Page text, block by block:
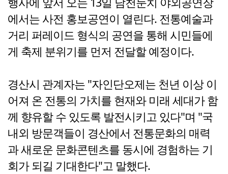
에서는 사전 홍보공연이 열린다. 전통예술과
거리 퍼레이드 형식의 공연을 통해 시민들에
게 축제 분위기를 먼저 전달할 예정이다.
경산시 관계자는 "자인단오제는 천년 이상 이
어져 온 전통의 가치를 현재와 미래 세대가 함
께 향유할 수 있도록 발전시키고 있다"며 "국
내외 방문객들이 경산에서 전통문화의 매력
과 새로운 문화콘텐츠를 동시에 경험하는 기
회가 되길 기대한다"고 말했다.